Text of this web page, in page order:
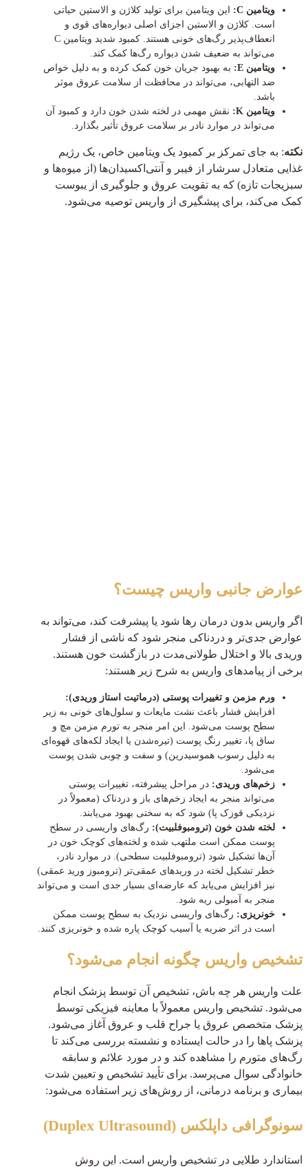
ویتامین C:
این ویتامین برای تولید کلاژن و الاستین حیاتی
است. کلاژن و الاستین اجزای اصلی دیواره‌های قوی و
انعطاف‌پذیر رگ‌های خونی هستند. کمبود شدید ویتامین C
می‌تواند به ضعیف شدن دیواره رگ‌ها کمک کند.
ویتامین E:
به بهبود جریان خون کمک کرده و به دلیل خواص
ضد التهابی، می‌تواند در محافظت از سلامت عروق موثر
باشد.
ویتامین K:
نقش مهمی در لخته شدن خون دارد و کمبود آن
می‌تواند در موارد نادر بر سلامت عروق تأثیر بگذارد.
نکته: به جای تمرکز بر کمبود یک ویتامین خاص، یک رژیم
غذایی متعادل سرشار از فیبر و آنتی‌اکسیدان‌ها (از میوه‌ها و
سبزیجات تازه) که به تقویت عروق و جلوگیری از یبوست
کمک می‌کند، برای پیشگیری از واریس توصیه می‌شود.
عوارض جانبی واریس چیست؟
اگر واریس بدون درمان رها شود یا پیشرفت کند، می‌تواند به
عوارض جدی‌تر و دردناکی منجر شود که ناشی از فشار
وریدی بالا و اختلال طولانی‌مدت در بازگشت خون هستند.
برخی از پیامدهای واریس به شرح زیر هستند:
ورم مزمن و تغییرات پوستی (درماتیت استاز وریدی):
افزایش فشار باعث نشت مایعات و سلول‌های خونی به زیر
سطح پوست می‌شود. این امر منجر به تورم مزمن مچ و
ساق پا، تغییر رنگ پوست (تیره‌شدن یا ایجاد لکه‌های قهوه‌ای
به دلیل رسوب هموسیدرین) و سفت و چوبی شدن پوست
می‌شود.
زخم‌های وریدی: در مراحل پیشرفته، تغییرات پوستی
می‌تواند منجر به ایجاد زخم‌های باز و دردناک (معمولاً در
نزدیکی قوزک پا) شود که به سختی بهبود می‌یابند.
لخته شدن خون (ترومبوفلبیت): رگ‌های واریسی در سطح
پوست ممکن است ملتهب شده و لخته‌های کوچک خون در
آن‌ها تشکیل شود (ترومبوفلبیت سطحی). در موارد نادر،
خطر تشکیل لخته در وریدهای عمقی‌تر (ترومبوز ورید عمقی)
نیز افزایش می‌یابد که عارضه‌ای بسیار جدی است و می‌تواند
منجر به آمبولی ریه شود.
خونریزی: رگ‌های واریسی نزدیک به سطح پوست ممکن
است در اثر ضربه یا آسیب کوچک پاره شده و خونریزی کنند.
تشخیص واریس چگونه انجام می‌شود؟
علت واریس هر چه باش، تشخیص آن توسط پزشک انجام
می‌شود. تشخیص واریس معمولاً با معاینه فیزیکی توسط
پزشک متخصص عروق یا جراح قلب و عروق آغاز می‌شود.
پزشک پاها را در حالت ایستاده و نشسته بررسی می‌کند تا
رگ‌های متورم را مشاهده کند و در مورد علائم و سابقه
خانوادگی سوال می‌پرسد. برای تأیید تشخیص و تعیین شدت
بیماری و برنامه درمانی، از روش‌های زیر استفاده می‌شود:
سونوگرافی داپلکس (Duplex Ultrasound)
استاندارد طلایی در تشخیص واریس است. این روش